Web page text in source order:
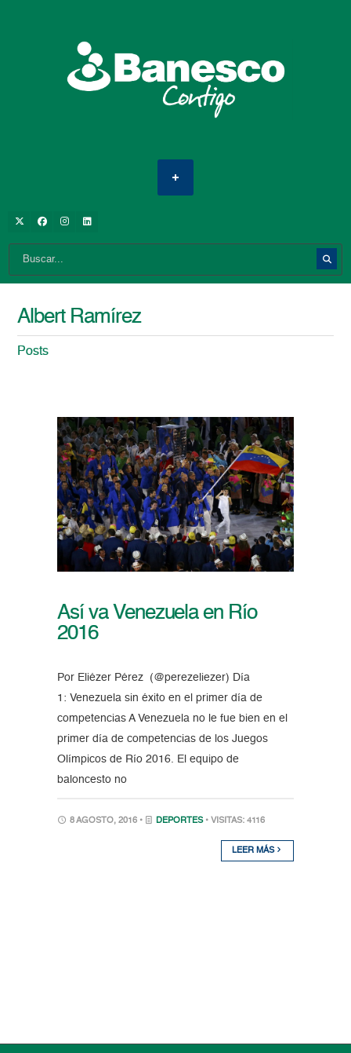
Albert Ramírez
Posts
Así va Venezuela en Río
2016
Por Eliézer Pérez (@perezeliezer) Día
1: Venezuela sin éxito en el primer día de
competencias A Venezuela no le fue bien en el
primer día de competencias de los Juegos
Olímpicos de Río 2016. El equipo de
baloncesto no
8 AGOSTO, 2016 • DEPORTES • VISITAS: 4116
LEER MÁS